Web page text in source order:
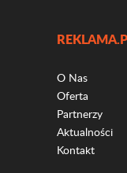
O Nas
Oferta
Partnerzy
Aktualności
Kontakt